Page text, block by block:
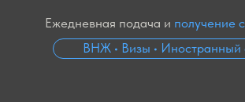
ОГРН:318505000013894
БАНК:АО «ТИНЬКОФФ БАНК»